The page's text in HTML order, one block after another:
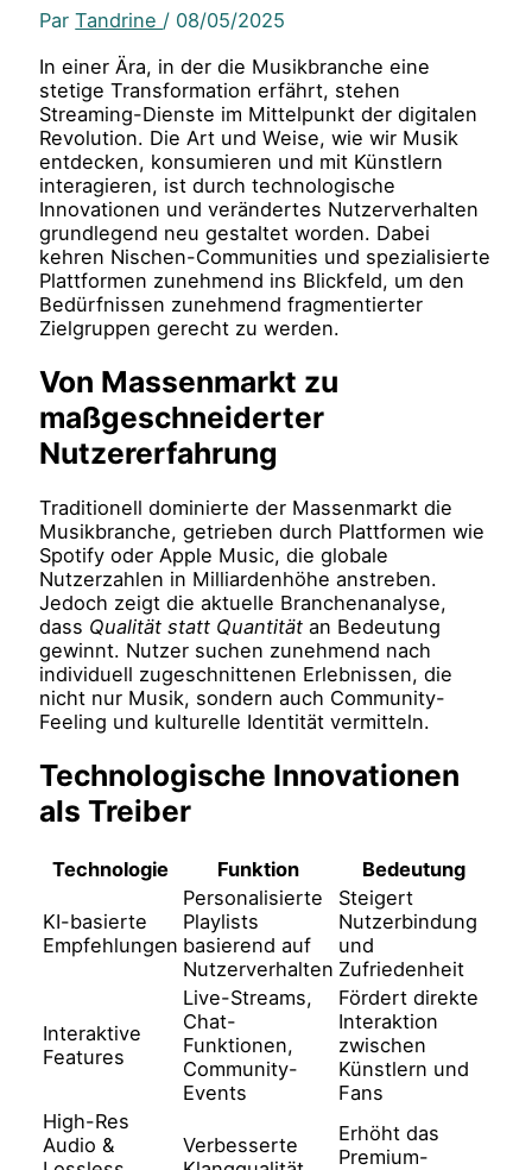
ParTandrine / 08/05/2025
In einer Ära, in der die Musikbranche eine
stetige Transformation erfährt, stehen
Streaming-Dienste im Mittelpunkt der digitalen
Revolution. Die Art und Weise, wie wir Musik
entdecken, konsumieren und mit Künstlern
interagieren, ist durch technologische
Innovationen und verändertes Nutzerverhalten
grundlegend neu gestaltet worden. Dabei
kehren Nischen-Communities und spezialisierte
Plattformen zunehmend ins Blickfeld, um den
Bedürfnissen zunehmend fragmentierter
Zielgruppen gerecht zu werden.
Von Massenmarkt zu
maßgeschneiderter
Nutzererfahrung
Traditionell dominierte der Massenmarkt die
Musikbranche, getrieben durch Plattformen wie
Spotify oder Apple Music, die globale
Nutzerzahlen in Milliardenhöhe anstreben.
Jedoch zeigt die aktuelle Branchenanalyse,
dass Qualität statt Quantität an Bedeutung
gewinnt. Nutzer suchen zunehmend nach
individuell zugeschnittenen Erlebnissen, die
nicht nur Musik, sondern auch Community-
Feeling und kulturelle Identität vermitteln.
Technologische Innovationen
als Treiber
Technologie Funktion Bedeutung
KI-basierte
Empfehlungen
Personalisierte
Playlists
basierend auf
Nutzerverhalten
Steigert
Nutzerbindung
und
Zufriedenheit
Interaktive
Features
Live-Streams,
Chat-
Funktionen,
Community-
Events
Fördert direkte
Interaktion
zwischen
Künstlern und
Fans
High-Res
Audio &
Verbesserte
Erhöht das
Premium-